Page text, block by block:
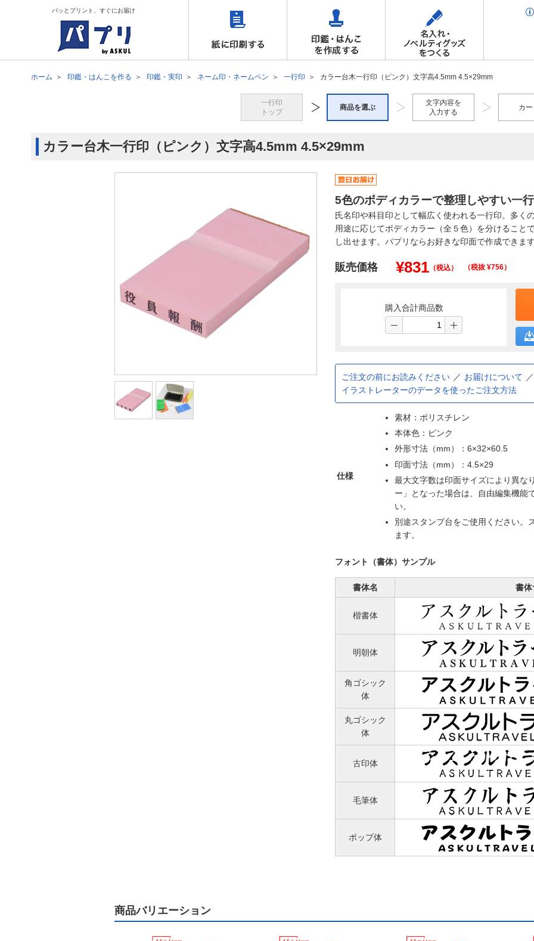
パッとプリント、すぐにお届け
ホーム 印鑑・はんこを作る 印鑑・実印 ネーム印・ネームペン 一行印 カラー台木一行印（ピンク）文字高4.5mm 4.5×29mm
一行印
トップ
商品を選ぶ
文字内容を
入力する
カ
カラー台木一行印（ピンク）文字高4.5mm 4.5×29mm
5色のボディカラーで整理しやすい一
氏名印や科目印として幅広く使われる一行印。多く
用途に応じてボディカラー（全５色）を分けること
し出せます。パプリならお好きな印面で作成できま
販売価格 ¥831 （税込） （税抜 ¥756）
購入合計商品数
ご注文の前にお読みください
お届けについて
イラストレーターのデータを使ったご注文方法
仕様
素材：ポリスチレン
本体色：ピンク
外形寸法（mm）：6×32×60.5
印面寸法（mm）：4.5×29
最大文字数は印面サイズにより異な
ー」となった場合は、自由編集機能
い。
別途スタンプ台をご使用ください。
ます。
フォント（書体）サンプル
書体名 書体
楷書体
明朝体
角ゴシック
体
丸ゴシック
体
古印体
毛筆体
ポップ体
商品バリエーション